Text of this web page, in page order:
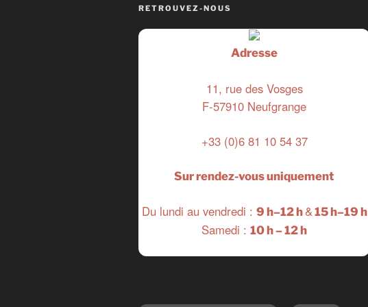
RETROUVEZ-NOUS
Adresse
11, rue des Vosges
F-57910 Neufgrange
+33 (0)6 81 10 54 37
Sur rendez-vous uniquement
Du lundi au vendredi : 9 h–12 h &15 h–19 h
Samedi :10 h – 12 h